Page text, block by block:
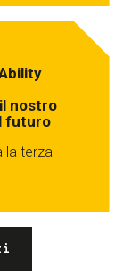
nostro
futuro
la terza